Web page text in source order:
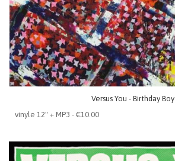
Versus You - Birthday Boy